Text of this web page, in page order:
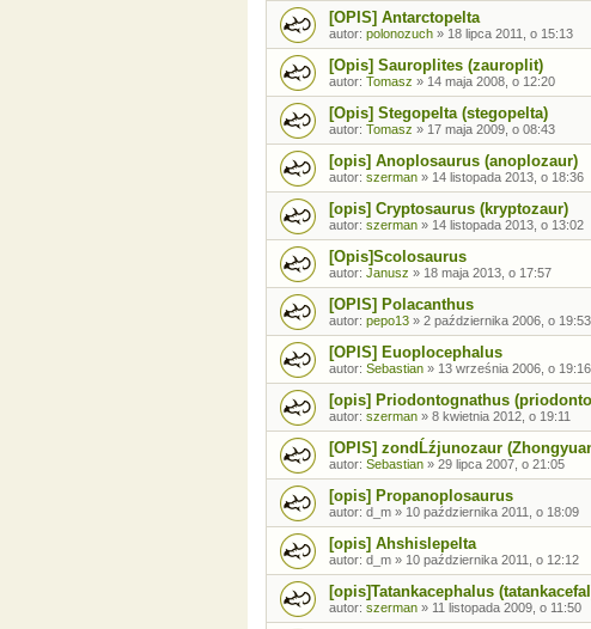
[OPIS] Antarctopelta
autor: polonozuch » 18 lipca 2011, o 15:13
[Opis] Sauroplites (zauroplit)
autor: Tomasz » 14 maja 2008, o 12:20
[Opis] Stegopelta (stegopelta)
autor: Tomasz » 17 maja 2009, o 08:43
[opis] Anoplosaurus (anoplozaur)
autor: szerman » 14 listopada 2013, o 18:36
[opis] Cryptosaurus (kryptozaur)
autor: szerman » 14 listopada 2013, o 13:02
[Opis]Scolosaurus
autor: Janusz » 18 maja 2013, o 17:57
[OPIS] Polacanthus
autor: pepo13 » 2 października 2006, o 19:53
[OPIS] Euoplocephalus
autor: Sebastian » 13 września 2006, o 19:16
[opis] Priodontognathus
autor: szerman » 8 kwietnia 2012, o 19:11
[OPIS] zondĹźjunozaur
autor: Sebastian » 29 lipca 2007, o 21:05
[opis] Propanoplosaurus
autor: d_m » 10 października 2011, o 18:09
[opis] Ahshislepelta
autor: d_m » 10 października 2011, o 12:12
[opis]Tatankacephalus
autor: szerman » 11 listopada 2009, o 11:50